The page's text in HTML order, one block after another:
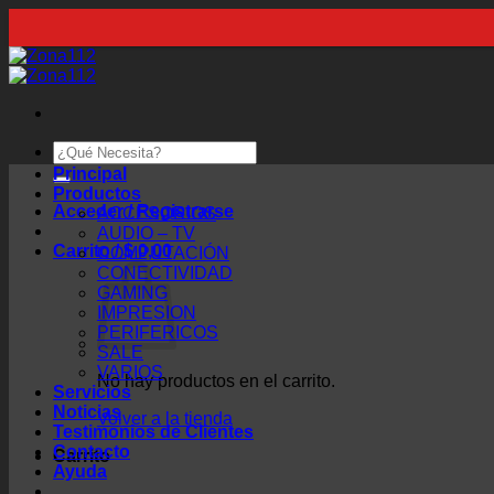
Saltar
al
Buscar
por:
Acceder / Registrarse
Carrito /$0,00
No hay productos en el carrito.
Volver a la tienda
Carrito
Principal
Productos
ACCESORIOS
AUDIO – TV
COMPUTACIÓN
CONECTIVIDAD
GAMING
IMPRESION
PERIFERICOS
SALE
VARIOS
Servicios
Noticias
Testimonios de Clientes
Contacto
Ayuda